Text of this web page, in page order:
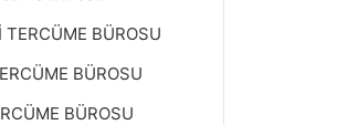
BÜROSU
BÜROSU
BÜROSU